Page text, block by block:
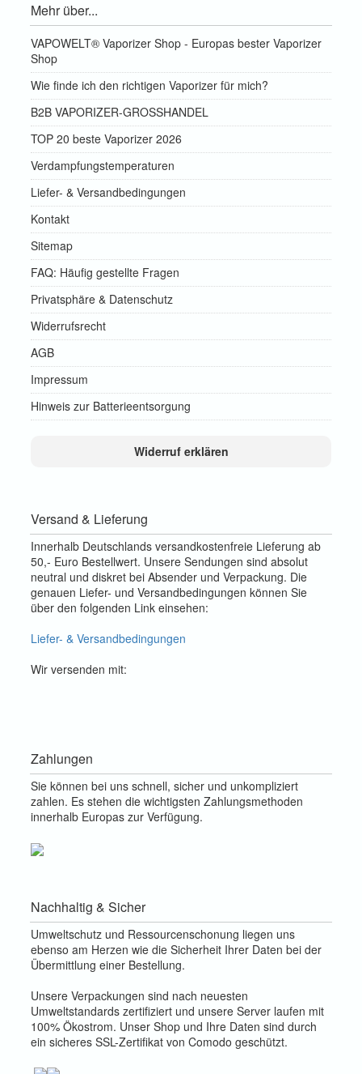
Mehr über...
VAPOWELT® Vaporizer Shop - Europas bester Vaporizer
Shop
Wie finde ich den richtigen Vaporizer für mich?
B2B VAPORIZER-GROSSHANDEL
TOP 20 beste Vaporizer 2026
Verdampfungstemperaturen
Liefer- & Versandbedingungen
Kontakt
Sitemap
FAQ: Häufig gestellte Fragen
Privatsphäre & Datenschutz
Widerrufsrecht
AGB
Impressum
Hinweis zur Batterieentsorgung
Widerruf erklären
Versand & Lieferung
Innerhalb Deutschlands versandkostenfreie Lieferung ab
50,- Euro Bestellwert. Unsere Sendungen sind absolut
neutral und diskret bei Absender und Verpackung. Die
genauen Liefer- und Versandbedingungen können Sie
über den folgenden Link einsehen:
Liefer- & Versandbedingungen
Wir versenden mit:
Zahlungen
Sie können bei uns schnell, sicher und unkompliziert
zahlen. Es stehen die wichtigsten Zahlungsmethoden
innerhalb Europas zur Verfügung.
Nachhaltig & Sicher
Umweltschutz und Ressourcenschonung liegen uns
ebenso am Herzen wie die Sicherheit Ihrer Daten bei der
Übermittlung einer Bestellung.
Unsere Verpackungen sind nach neuesten
Umweltstandards zertifiziert und unsere Server laufen mit
100% Ökostrom. Unser Shop und Ihre Daten sind durch
ein sicheres SSL-Zertifikat von Comodo geschützt.